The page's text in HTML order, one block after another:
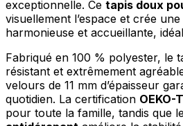
exceptionnelle. Ce tapis doux
visuellement l’espace et crée
harmonieuse et accueillante,
Fabriqué en 100 % polyester, le
résistant et extrêmement
velours de 11 mm d’épaisseur
quotidien. La certification OEKO-
pour toute la famille, tandis que